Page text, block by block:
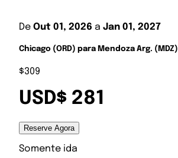
De Out 01, 2026 a Jan 01, 2027
Chicago (ORD) para Mendoza Arg. (MDZ)
$309
USD$ 281
Reserve Agora
Somente ida